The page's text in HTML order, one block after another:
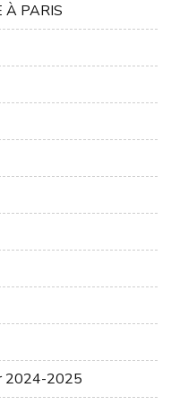
À PARIS
2024-2025